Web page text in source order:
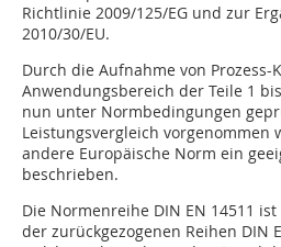
Richtlinie 2009/125/EG und zur
2010/30/EU.
Durch die Aufnahme von Prozess-
Anwendungsbereich der Teile 1
nun unter Normbedingungen
Leistungsvergleich vorgenommen
andere Europäische Norm ein
beschrieben.
Die Normenreihe DIN EN 14511
der zurückgezogenen Reihen DIN